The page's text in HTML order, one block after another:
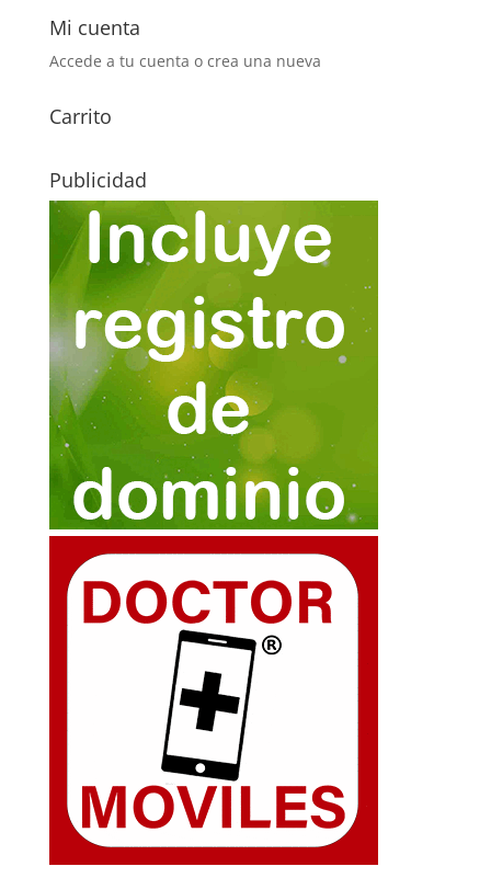
Mi cuenta
Accede a tu cuenta o crea una nueva
Carrito
Publicidad